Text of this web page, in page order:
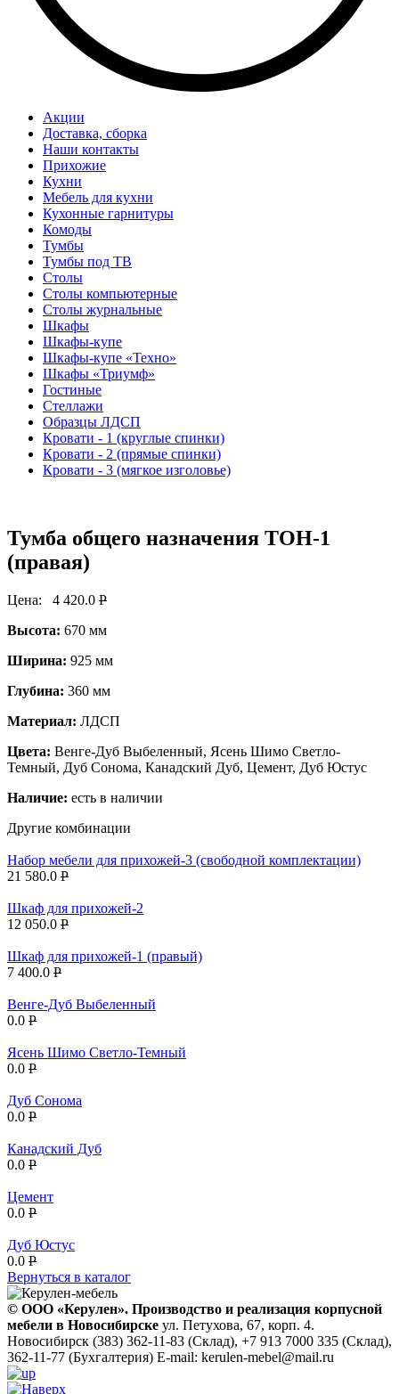
Акции
Доставка, сборка
Наши контакты
Прихожие
Кухни
Мебель для кухни
Кухонные гарнитуры
Комоды
Тумбы
Тумбы под ТВ
Столы
Столы компьютерные
Столы журнальные
Шкафы
Шкафы-купе
Шкафы-купе «Техно»
Шкафы «Триумф»
Гостиные
Стеллажи
Образцы ЛДСП
Кровати - 1 (круглые спинки)
Кровати - 2 (прямые спинки)
Кровати - 3 (мягкое изголовье)
Тумба общего назначения ТОН-1
(правая)
Цена: 4 420.0 P
Высота: 670 мм
Ширина: 925 мм
Глубина: 360 мм
Материал: ЛДСП
Цвета: Венге-Дуб Выбеленный, Ясень Шимо Светло-
Темный, Дуб Сонома, Канадский Дуб, Цемент, Дуб Юстус
Наличие: есть в наличии
Другие комбинации
Набор мебели для прихожей-3 (свободной комплектации)
21 580.0 P
Шкаф для прихожей-2
12 050.0 P
Шкаф для прихожей-1 (правый)
7 400.0 P
Венге-Дуб Выбеленный
0.0 P
Ясень Шимо Светло-Темный
0.0 P
Дуб Сонома
0.0 P
Канадский Дуб
0.0 P
Цемент
0.0 P
Дуб Юстус
0.0 P
Вернуться в каталог
© ООО «Керулен». Производство и реализация корпусной
мебели в Новосибирске ул. Петухова, 67, корп. 4.
Новосибирск (383) 362-11-83 (Склад), +7 913 7000 335 (Склад),
362-11-77 (Бухгалтерия) E-mail: kerulen-mebel@mail.ru